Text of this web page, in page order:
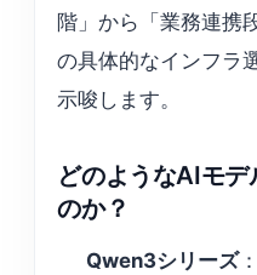
階」から「業務連携
の具体的なインフラ
示唆します。
どのようなAIモ
のか？
Qwen3シリーズ